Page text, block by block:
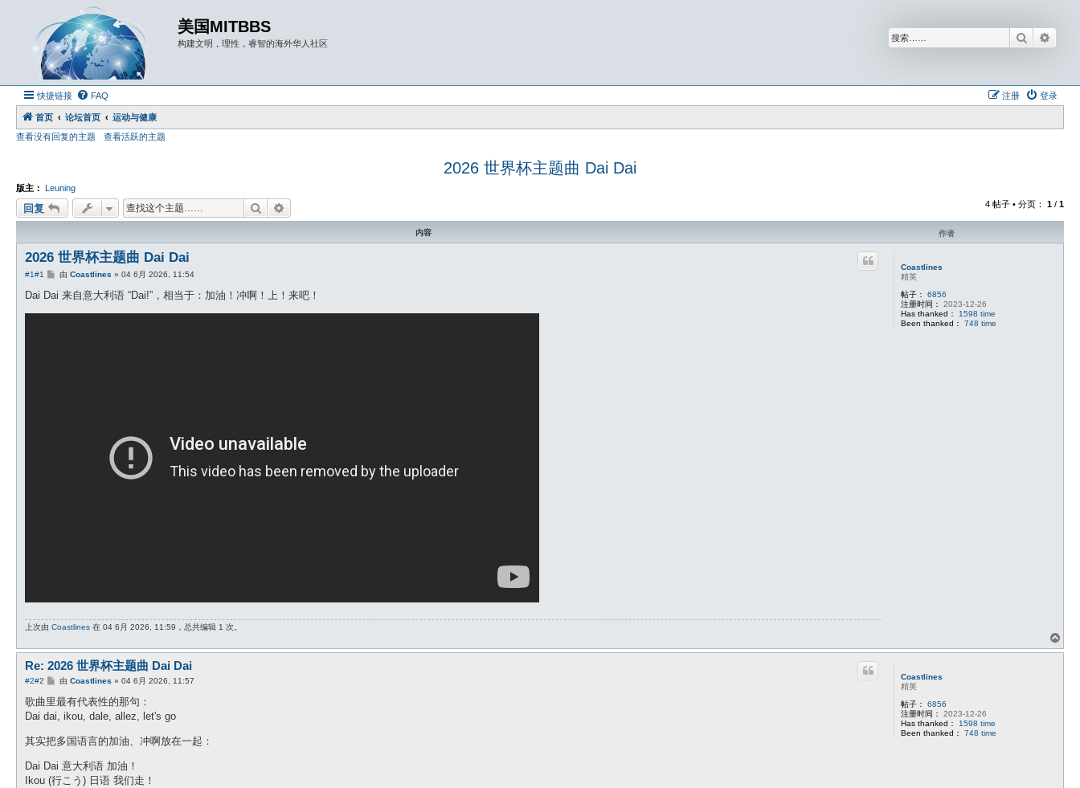
美国MITBBS
构建文明，理性，睿智的海外华人社区 搜索
快捷链接 FAQ 登录
注册
首页 论坛首页
运动与健康
查看没有回复的主题
查看活跃的主题
2026 世界杯主题曲 Dai Dai
版主： Leuning
回复 搜索 4 帖子 • 分页： 1 / 1
内容 作者
Coastlines
精英
帖子：
6856
注册时间：
2023-12-26
Has thanked：
1598 time
Been thanked：
748 time
2026 世界杯主题曲 Dai Dai
#1#1
帖
由 Coastlines » 04 6月 2026, 11:54
Dai Dai 来自意大利语 “Dai!”，相当于：加油！冲啊！上！来吧！
上次由 Coastlines 在 04 6月 2026, 11:59，总共编辑 1 次。
首
Coastlines
精英
帖子：
6856
注册时间：
2023-12-26
Has thanked：
1598 time
Been thanked：
748 time
Re: 2026 世界杯主题曲 Dai Dai
#2#2
帖
由 Coastlines » 04 6月 2026, 11:57
歌曲里最有代表性的那句：
Dai dai, ikou, dale, allez, let's go
其实把多国语言的加油、冲啊放在一起：
Dai Dai 意大利语 加油！
Ikou (行こう) 日语 我们走！